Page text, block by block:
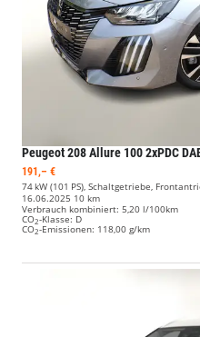
Peugeot 208Allure 100 2xPDC
191,– €
74 kW (101 PS), Schaltgetriebe,
16.06.2025 10 km
Verbrauch kombiniert: 5,20 l/100km
CO2-Klasse: D
CO2-Emissionen: 118,00 g/km